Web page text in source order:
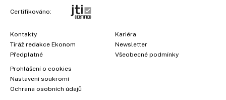
Certifikováno:
Kontakty
Tiráž redakce Ekonom
Předplatné
Kariéra
Newsletter
Všeobecné podmínky
Prohlášení o cookies
Nastavení soukromí
Ochrana osobních údajů